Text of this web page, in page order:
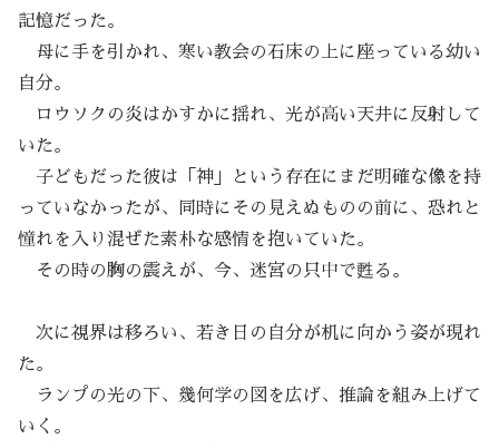
記憶だった。
母に手を引かれ、寒い教会の石床の上に座っている幼い
自分。
ロウソクの炎はかすかに揺れ、光が高い天井に反射して
いた。
子どもだった彼は「神」という存在にまだ明確な像を持
っていなかったが、同時にその見えぬものの前に、恐れと
憧れを入り混ぜた素朴な感情を抱いていた。
その時の胸の震えが、今、迷宮の只中で甦る。
次に視界は移ろい、若き日の自分が机に向かう姿が現れ
た。
ランプの光の下、幾何学の図を広げ、推論を組み上げて
いく。